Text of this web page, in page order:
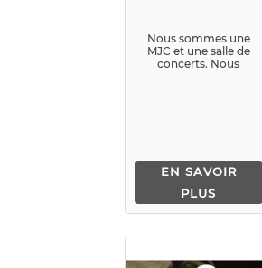
Nous sommes une
MJC et une salle de
concerts. Nous
EN SAVOIR
PLUS